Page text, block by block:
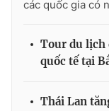
các quốc gia có
Tour du lịch
quốc tế tại
Thái Lan